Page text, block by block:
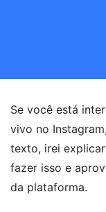
Se você está
vivo no
texto, irei
fazer isso e
da plataforma.